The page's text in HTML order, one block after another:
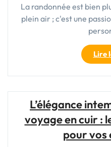
La randonnée est bien
plein air ; c'est une
Lire
L’élégance
voyage en cuir :
pour vos